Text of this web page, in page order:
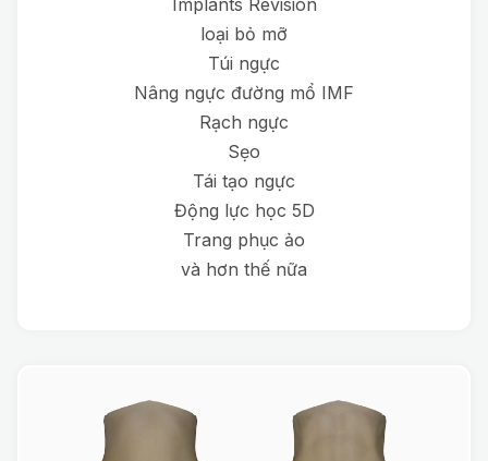
Implants Revision
loại bỏ mỡ
Túi ngực
Nâng ngực đường mổ IMF
Rạch ngực
Sẹo
Tái tạo ngực
Động lực học 5D
Trang phục ảo
và hơn thế nữa